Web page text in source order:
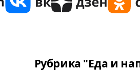
Рубрика "Еда и